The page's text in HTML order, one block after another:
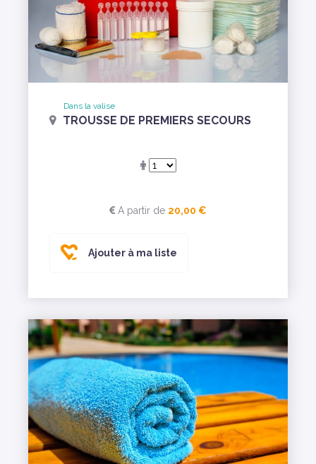
Dans la valise
TROUSSE DE PREMIERS SECOURS
A partir de 20,00 €
Ajouter à ma liste